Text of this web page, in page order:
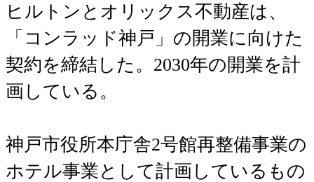
ヒルトンとオリックス不動産は、
「コンラッド神戸」の開業に向けた
契約を締結した。2030年の開業を計
画している。
神戸市役所本庁舎2号館再整備事業の
ホテル事業として計画しているもの